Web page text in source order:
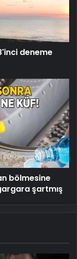
deneme
bölmesine
şartmış